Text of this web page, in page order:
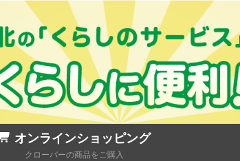
オンラインショッピング
クローバーの商品をご購入